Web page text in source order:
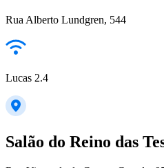
Rua Alberto Lundgren, 544
Lucas 2.4
Salão do Reino das